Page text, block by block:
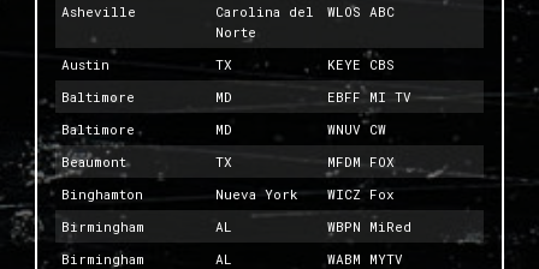
Asheville
Carolina del
Norte
WLOS ABC
Austin TX
KEYE CBS
Baltimore
MD
EBFF MI TV
Baltimore
MD
WNUV CW
Beaumont
TX
MFDM FOX
Binghamton
Nueva York
WICZ Fox
Birmingham
AL
WBPN MiRed
Birmingham
AL
WABM MYTV